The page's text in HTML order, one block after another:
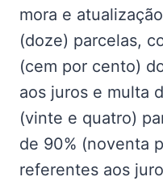
mora e
(doze) parcelas,
(cem por cento)
aos juros e multa
(vinte e quatro)
de 90% (noventa
referentes aos